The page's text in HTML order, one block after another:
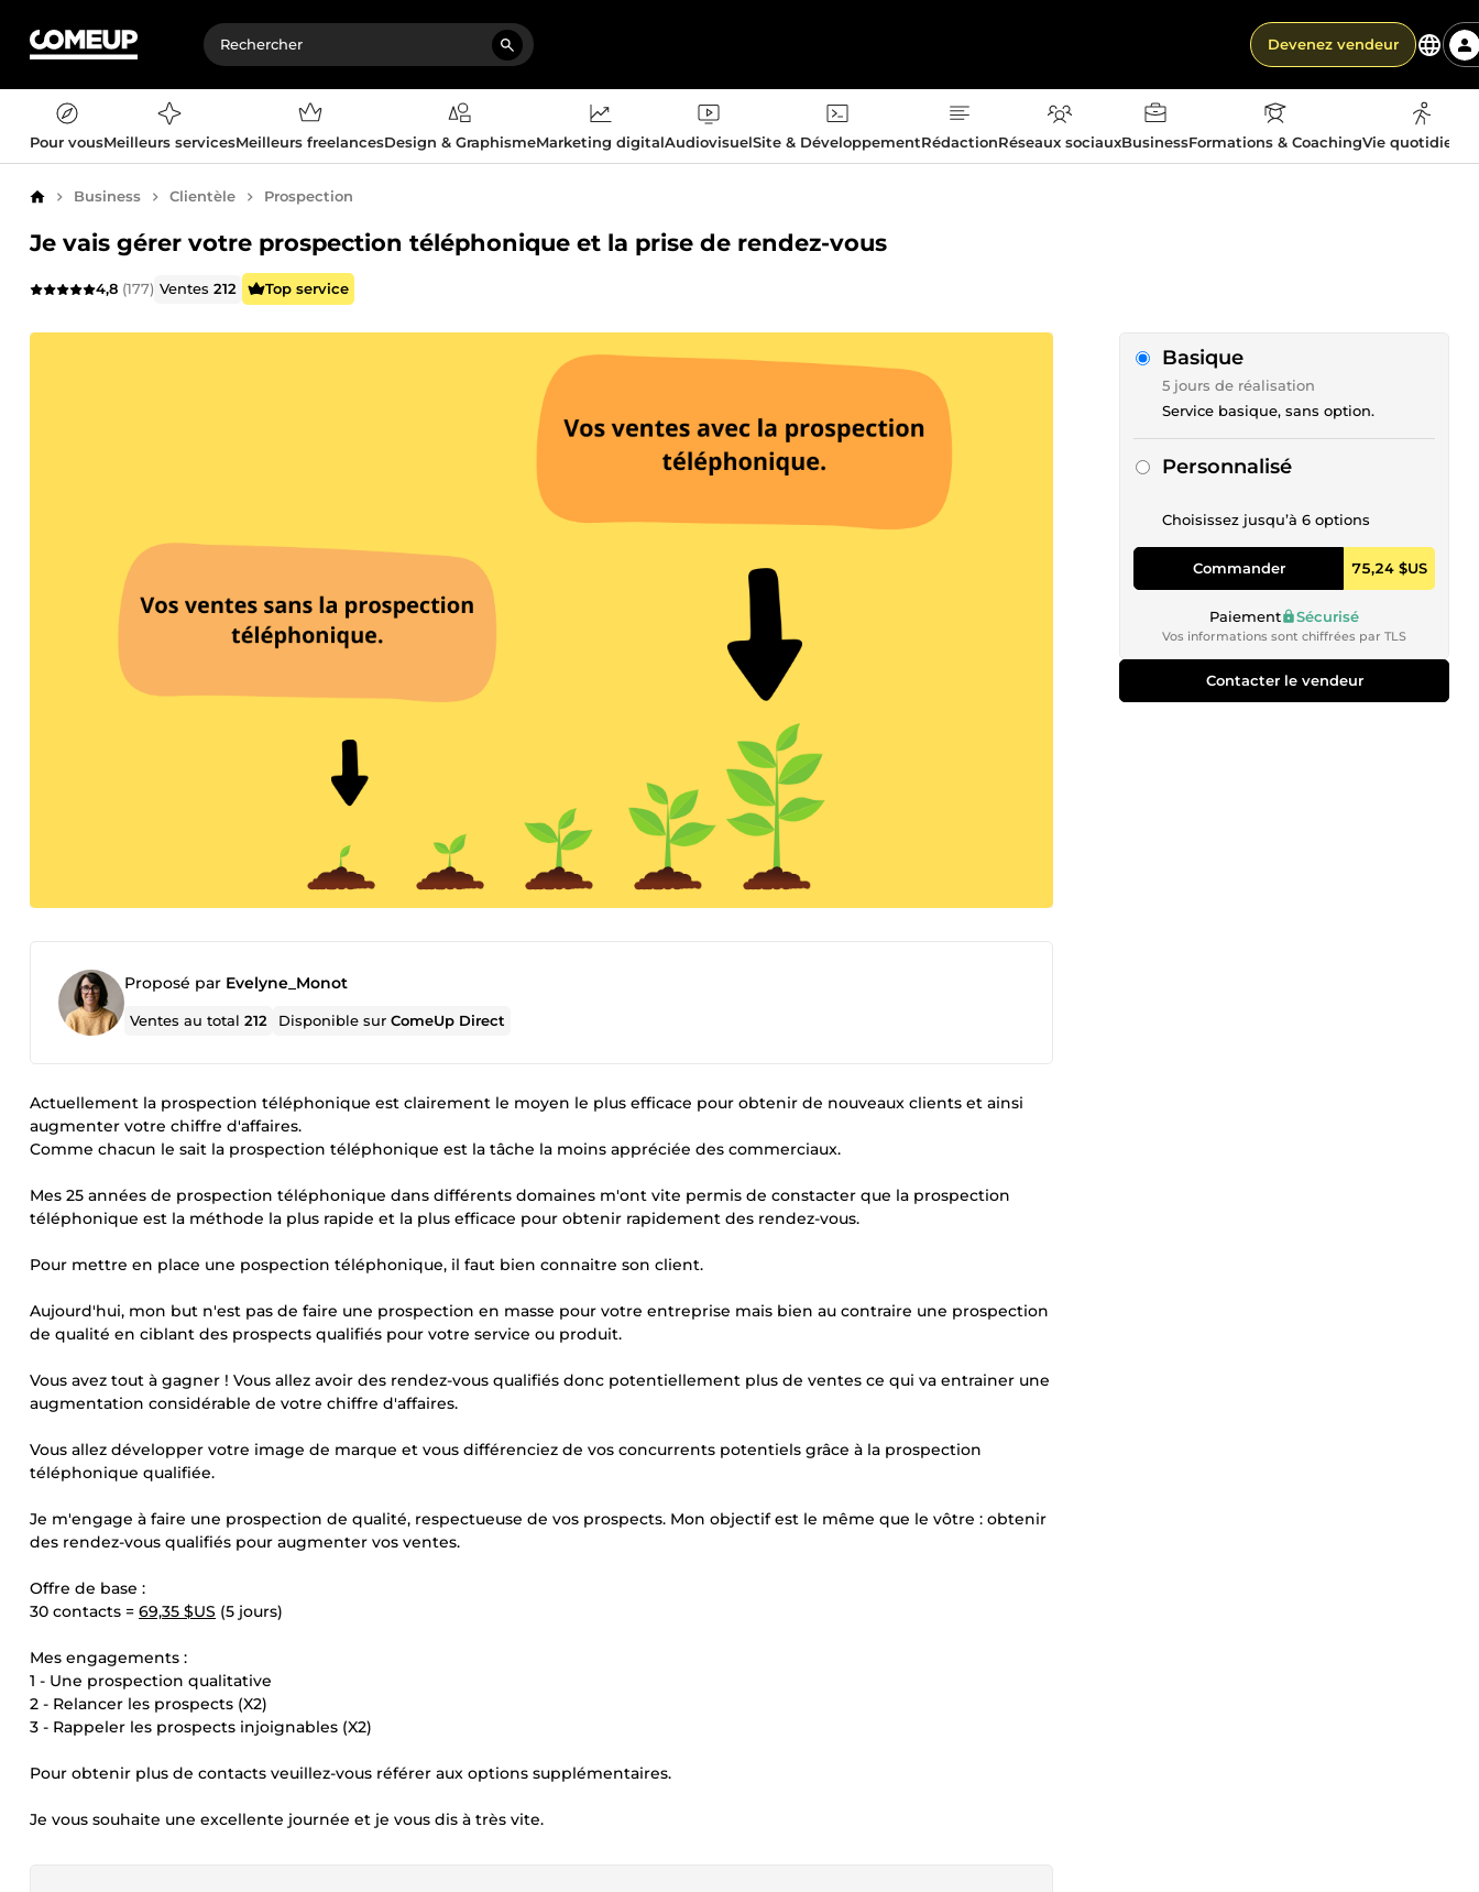
Devenez vendeur
Pour vousMeilleurs servicesMeilleurs freelancesDesign & GraphismeMarketing digitalAudiovisuelSite & DéveloppementRédactionRéseaux sociauxBusinessFormations & CoachingVie
AccueilBusiness Clientèle Prospection
Je vais gérer votre prospection téléphonique et la prise de rendez-vous
4,8 (177) Ventes212 Top service
Proposé par Evelyne_Monot
Ventes au total212 Disponible surComeUp Direct
Actuellement la prospection téléphonique est clairement le moyen le plus efficace pour obtenir de nouveaux clients et ainsi
augmenter votre chiffre d'affaires.
Comme chacun le sait la prospection téléphonique est la tâche la moins appréciée des commerciaux.
Mes 25 années de prospection téléphonique dans différents domaines m'ont vite permis de constacter que la prospection
téléphonique est la méthode la plus rapide et la plus efficace pour obtenir rapidement des rendez-vous.
Pour mettre en place une pospection téléphonique, il faut bien connaitre son client.
Aujourd'hui, mon but n'est pas de faire une prospection en masse pour votre entreprise mais bien au contraire une prospection
de qualité en ciblant des prospects qualifiés pour votre service ou produit.
Vous avez tout à gagner ! Vous allez avoir des rendez-vous qualifiés donc potentiellement plus de ventes ce qui va entrainer une
augmentation considérable de votre chiffre d'affaires.
Vous allez développer votre image de marque et vous différenciez de vos concurrents potentiels grâce à la prospection
téléphonique qualifiée.
Je m'engage à faire une prospection de qualité, respectueuse de vos prospects. Mon objectif est le même que le vôtre : obtenir
des rendez-vous qualifiés pour augmenter vos ventes.
Offre de base :
30 contacts = 69,35 $US (5 jours)
Mes engagements :
1 - Une prospection qualitative
2 - Relancer les prospects (X2)
3 - Rappeler les prospects injoignables (X2)
Pour obtenir plus de contacts veuillez-vous référer aux options supplémentaires.
Je vous souhaite une excellente journée et je vous dis à très vite.
Basique
5 jours de réalisation
Service basique, sans option.
Personnalisé
Choisissez jusqu’à 6 options
Commander 75,24 $US
Paiement Sécurisé
Vos informations sont chiffrées par TLS
Contacter le vendeur